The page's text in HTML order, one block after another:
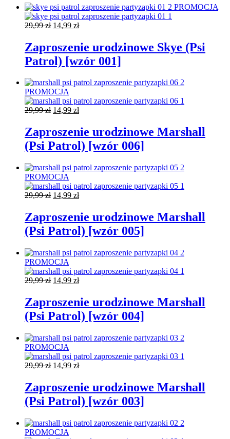
PROMOCJA
29,99zł Pierwotna
wynosiła:
29,99 zł.
14,99 złAktualna
wynosi:
14,99 zł.
Zaproszenie urodzinowe Skye (Psi
Patrol) [wzór 001]
PROMOCJA
29,99zł Pierwotna
wynosiła:
29,99 zł.
14,99 złAktualna
wynosi:
14,99 zł.
Zaproszenie urodzinowe Marshall
(Psi Patrol) [wzór 006]
PROMOCJA
29,99zł Pierwotna
wynosiła:
29,99 zł.
14,99 złAktualna
wynosi:
14,99 zł.
Zaproszenie urodzinowe Marshall
(Psi Patrol) [wzór 005]
PROMOCJA
29,99zł Pierwotna
wynosiła:
29,99 zł.
14,99 złAktualna
wynosi:
14,99 zł.
Zaproszenie urodzinowe Marshall
(Psi Patrol) [wzór 004]
PROMOCJA
29,99zł Pierwotna
wynosiła:
29,99 zł.
14,99 złAktualna
wynosi:
14,99 zł.
Zaproszenie urodzinowe Marshall
(Psi Patrol) [wzór 003]
PROMOCJA